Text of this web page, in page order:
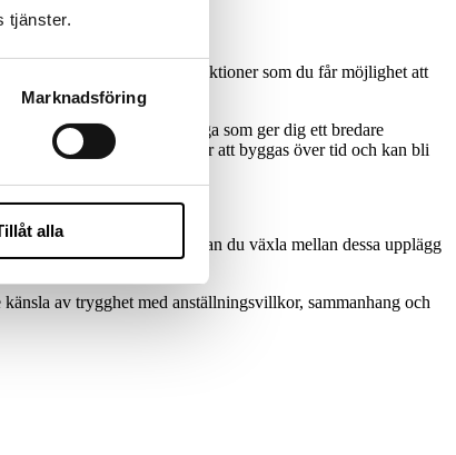
tjänster.
Marknadsföring
alla
inom olika verksamhetsfunktioner som du får möjlighet att
olika möjligheter.
finnas verksamhetsansvariga som ger dig ett bredare
Ditt nätverk kommer att byggas över tid och kan bli
Genom ditt yrkesliv kan du växla mellan dessa upplägg
av trygghet med anställningsvillkor, sammanhang och